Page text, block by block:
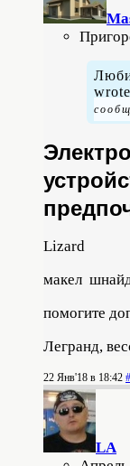
Lizard
макел
помогите
Легранд,
22 Янв'18 в 18:42
LA